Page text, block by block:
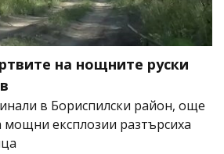
на нощните руски
в Бориспилски район, още
мощни експлозии разтърсиха